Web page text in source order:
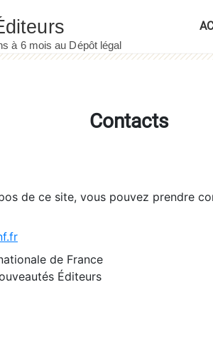
Contacts
de ce site, vous pouvez prendre
de France
Éditeurs